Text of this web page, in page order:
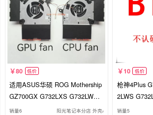
80 低价
适用ASUS华硕 ROG Mothership
GZ700GX G732LXS G732LWS
散热风扇
销量6 阳光笔记本分店 外壳ABCD壳 键盘风扇
10 低价
枪神4Plus
2LWS
工厂BIOS
销量5